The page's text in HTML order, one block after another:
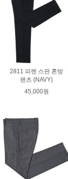
2811 피렌 스판 혼방
팬츠 (NAVY)
45,000원